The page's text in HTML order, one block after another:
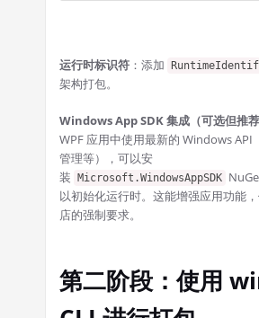
运行时标识符 ：添加
架构打包。
Windows App SDK 集成（可选但推荐
WPF 应用中使用最新的 Windows API
管理等），可以安
装 Microsoft.WindowsAppSDK
以初始化运行时。这能增强应用功能
店的强制要求。
第二阶段：使用